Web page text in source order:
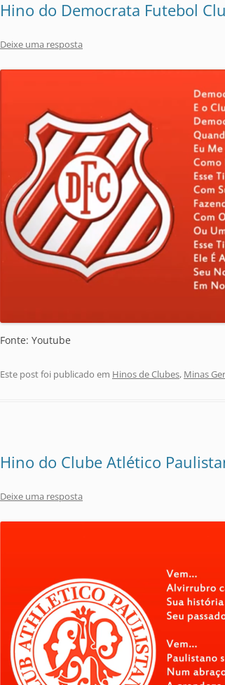
Hino do Democrata Futebol
Deixe uma resposta
Fonte: Youtube
Este post foi publicado em Hinos de Clubes, Minas
Hino do Clube Atlético
Deixe uma resposta